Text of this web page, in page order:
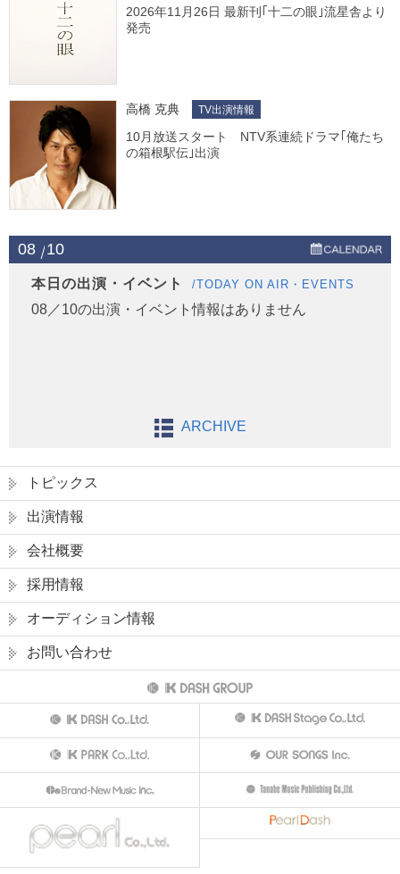
2026年11月26日 最新刊｢十二の眼｣流星舎より
発売
高橋 克典 TV出演情報
10月放送スタート NTV系連続ドラマ｢俺たち
の箱根駅伝｣出演
08 10
本日の出演・イベント /TODAY ON AIR・EVENTS
08／10の出演・イベント情報はありません
ARCHIVE
トピックス
出演情報
会社概要
採用情報
オーディション情報
お問い合わせ